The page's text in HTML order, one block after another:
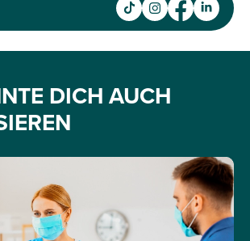
DICH AUCH